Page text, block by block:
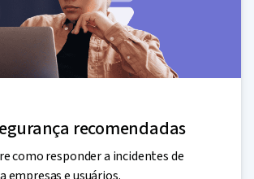
recomendadas
como responder a incidentes de